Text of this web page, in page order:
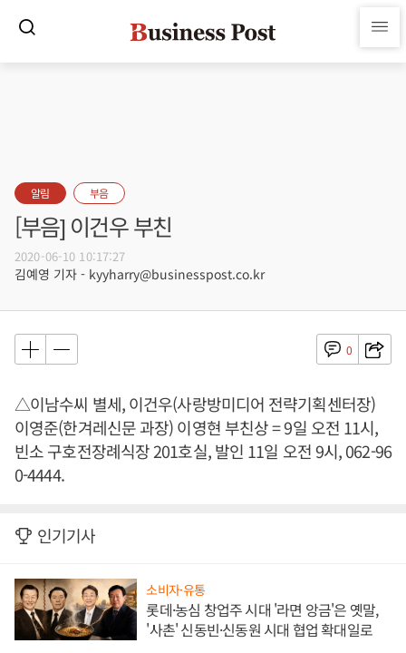
알림 부음
[부음] 이건우 부친
2020-06-10 10:17:27
김예영 기자 - kyyharry@businesspost.co.kr
0
△이남수씨 별세, 이건우(사랑방미디어 전략기획센터장)
이영준(한겨레신문 과장) 이영현 부친상 = 9일 오전 11시,
빈소 구호전장례식장 201호실, 발인 11일 오전 9시, 062-96
0-4444.
인기기사
소비자·유통
롯데·농심 창업주 시대 '라면 앙금'은 옛말,
'사촌' 신동빈·신동원 시대 협업 확대일로